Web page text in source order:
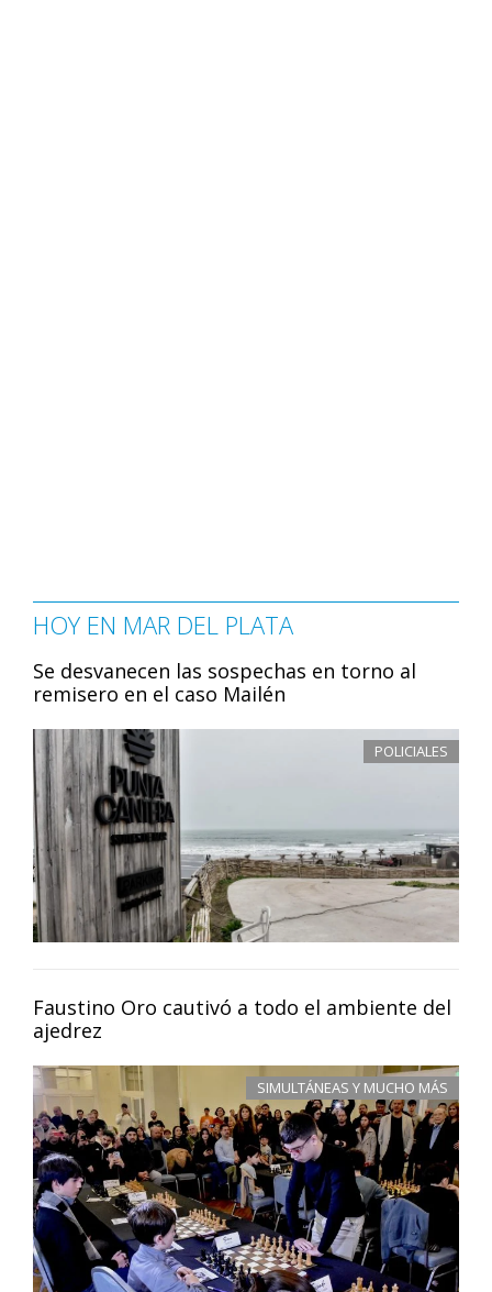
HOY EN MAR DEL PLATA
Se desvanecen las sospechas en torno al
remisero en el caso Mailén
POLICIALES
Faustino Oro cautivó a todo el ambiente del
ajedrez
SIMULTÁNEAS Y MUCHO MÁS